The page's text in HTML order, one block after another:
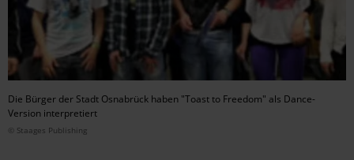
Die Bürger der Stadt Osnabrück haben "Toast to Freedom" als Dance-
Version interpretiert
© Staages Publishing